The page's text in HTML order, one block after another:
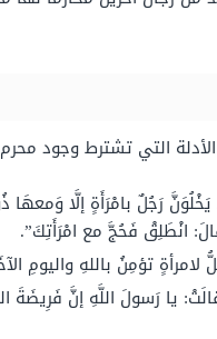
التي تشترط وجود
رَجُلٌ بامْرَأَةٍ إلَّا وَمعهَا
انْطَلِقْ فَحُجَّ مع امْرَأَتِكَ”.
تؤمِنُ باللهِ واليومِ
يا رَسولَ اللَّهِ إنَّ فَرِيضَةَ